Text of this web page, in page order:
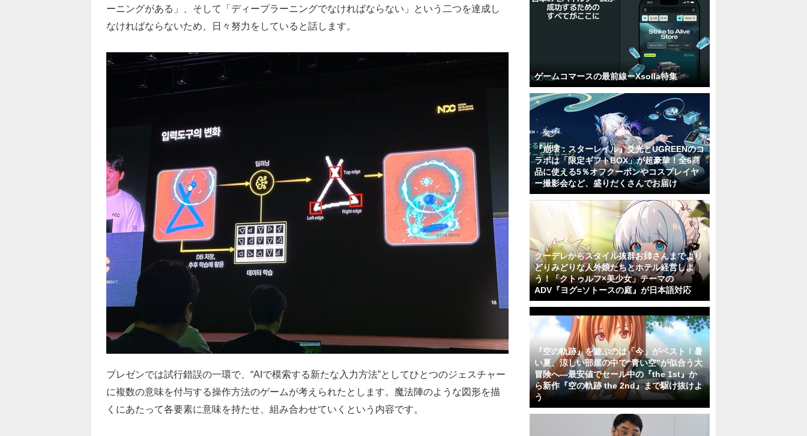
ーニングがある」、そして「ディープラーニングでなければならない」という二つを達成し
なければならないため、日々努力をしていると話します。
プレゼンでは試行錯誤の一環で、“AIで模索する新たな入力方法”としてひとつのジェスチャー
に複数の意味を付与する操作方法のゲームが考えられたとします。魔法陣のような図形を描
くにあたって各要素に意味を持たせ、組み合わせていくという内容です。
ゲームコマースの最前線ーXsolla特集
『崩壊：スターレイル』爻光とUGREENのコ
ラボは「限定ギフトBOX」が超豪華！全6商
品に使える5％オフクーポンやコスプレイヤ
ー撮影会など、盛りだくさんでお届け
クーデレからスタイル抜群お姉さんまでより
どりみどりな人外娘たちとホテル経営しよ
う！「クトゥルフ×美少女」テーマの
ADV『ヨグ=ソトースの庭』が日本語対応
『空の軌跡』を遊ぶのは「今」がベスト！暑
い夏、涼しい部屋の中で“青い空”が似合う大
冒険へ―最安値でセール中の『the 1st』か
ら新作『空の軌跡 the 2nd』まで駆け抜けよ
う